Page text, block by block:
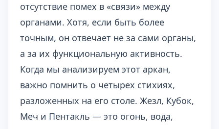
отсутствие помех в «связи» между
органами. Хотя, если быть более
точным, он отвечает не за сами органы,
а за их функциональную активность.
Когда мы анализируем этот аркан,
важно помнить о четырех стихиях,
разложенных на его столе. Жезл, Кубок,
Меч и Пентакль — это огонь, вода,